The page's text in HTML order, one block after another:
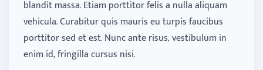
blandit massa. Etiam porttitor felis a nulla aliquam
vehicula. Curabitur quis mauris eu turpis faucibus
porttitor sed et est. Nunc ante risus, vestibulum in
enim id, fringilla cursus nisi.